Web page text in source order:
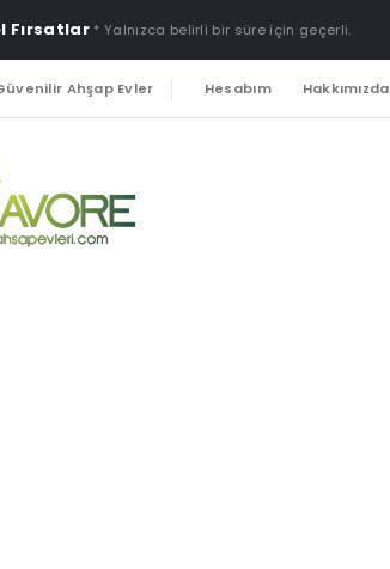
Fırsatlar * Yalnızca belirli bir süre için geçerli.
Ahşap Evler Hesabım Hakkımızda